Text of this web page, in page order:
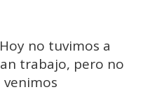
no tuvimos a
trabajo, pero no